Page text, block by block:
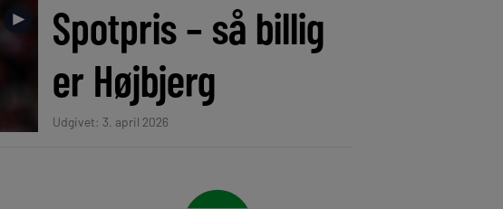
►
Spotpris – så billig
er Højbjerg
Udgivet: 3. april 2026